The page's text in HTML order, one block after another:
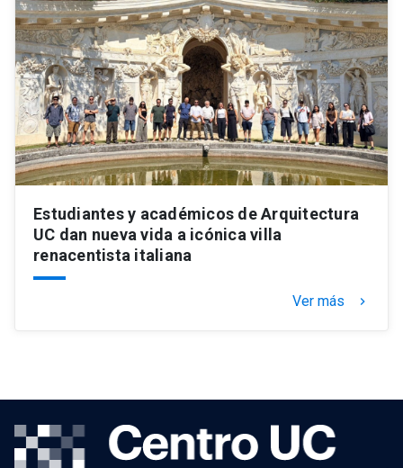
Estudiantes y académicos de Arquitectura
UC dan nueva vida a icónica villa
renacentista italiana
Ver más keyboard_arrow_right